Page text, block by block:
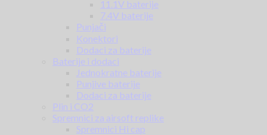
11.1V baterije
7.4V baterije
Punjači
Konektori
Dodaci za baterije
Baterije i dodaci
Jednokratne baterije
Punjive baterije
Dodaci za baterije
Plin i CO2
Spremnici za airsoft replike
Spremnici Hi cap